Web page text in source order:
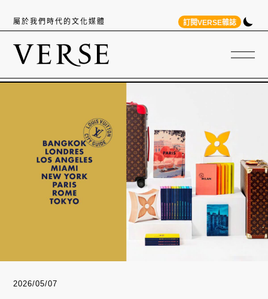
屬於我們時代的文化媒體 訂閱VERSE雜誌
2026/05/07